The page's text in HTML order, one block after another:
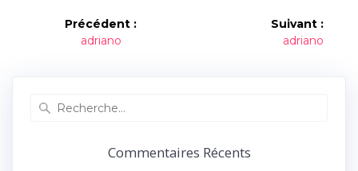
Navigation
Précédent :
Article
adriano
Suivant :
Article
adriano
Commentaires Récents